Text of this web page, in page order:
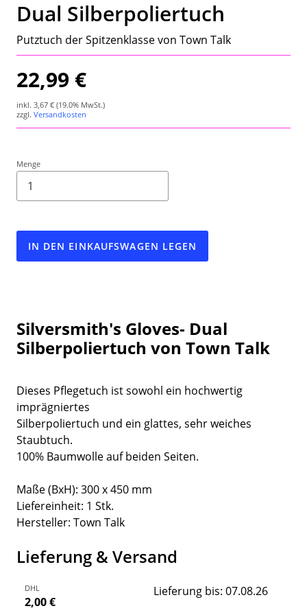
Wetterstation
Hygrometer
Über uns
Kontakt
Dual Silberpoliertuch
Putztuch der Spitzenklasse von Town Talk
22,99 €
inkl. 3,67 € (19.0% MwSt.)
zzgl. Versandkosten
Menge
IN DEN EINKAUFSWAGEN LEGEN
Silversmith's Gloves- Dual
Silberpoliertuch von Town Talk
Dieses Pflegetuch ist sowohl ein hochwertig
imprägniertes
Silberpoliertuch und ein glattes, sehr weiches
Staubtuch.
100% Baumwolle auf beiden Seiten.
Maße (BxH): 300 x 450 mm
Liefereinheit: 1 Stk.
Hersteller: Town Talk
Lieferung & Versand
DHL
2,00 €
Lieferung bis: 07.08.26